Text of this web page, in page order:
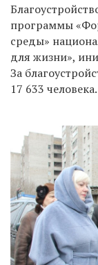
программы
среды»
для жизни»,
За
17 633 человека.